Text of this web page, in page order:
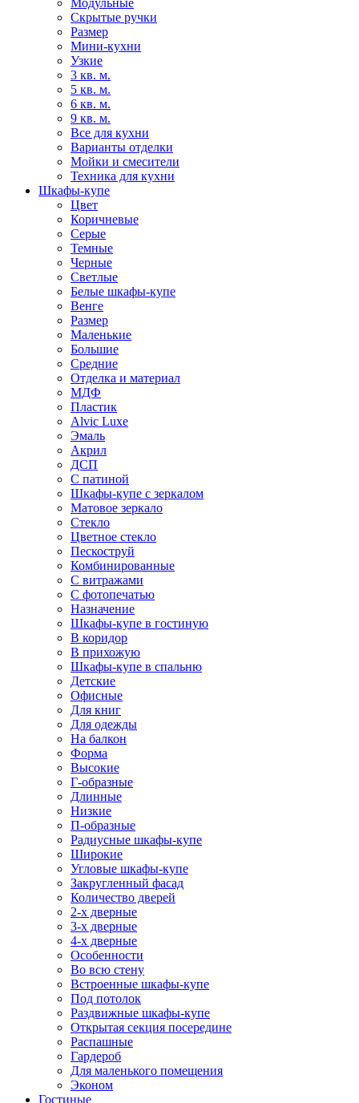
Модульные
Скрытые ручки
Размер
Мини-кухни
Узкие
3 кв. м.
5 кв. м.
6 кв. м.
9 кв. м.
Все для кухни
Варианты отделки
Мойки и смесители
Техника для кухни
Шкафы-купе
Цвет
Коричневые
Серые
Темные
Черные
Светлые
Белые шкафы-купе
Венге
Размер
Маленькие
Большие
Средние
Отделка и материал
МДФ
Пластик
Alvic Luxe
Эмаль
Акрил
ДСП
С патиной
Шкафы-купе с зеркалом
Матовое зеркало
Стекло
Цветное стекло
Пескоструй
Комбинированные
С витражами
С фотопечатью
Назначение
Шкафы-купе в гостиную
В коридор
В прихожую
Шкафы-купе в спальню
Детские
Офисные
Для книг
Для одежды
На балкон
Форма
Высокие
Г-образные
Длинные
Низкие
П-образные
Радиусные шкафы-купе
Широкие
Угловые шкафы-купе
Закругленный фасад
Количество дверей
2-х дверные
3-х дверные
4-х дверные
Особенности
Во всю стену
Встроенные шкафы-купе
Под потолок
Раздвижные шкафы-купе
Открытая секция посередине
Распашные
Гардероб
Для маленького помещения
Эконом
Гостиные